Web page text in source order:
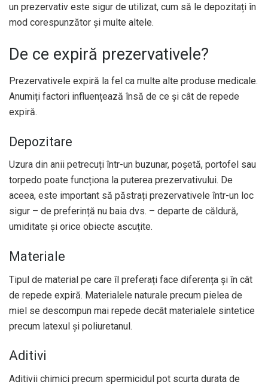
un prezervativ este sigur de utilizat, cum să le depozitați în
mod corespunzător și multe altele.
De ce expiră prezervativele?
Prezervativele expiră la fel ca multe alte produse medicale.
Anumiți factori influențează însă de ce și cât de repede
expiră.
Depozitare
Uzura din anii petrecuți într-un buzunar, poșetă, portofel sau
torpedo poate funcționa la puterea prezervativului. De
aceea, este important să păstrați prezervativele într-un loc
sigur – de preferință nu baia dvs. – departe de căldură,
umiditate și orice obiecte ascuțite.
Materiale
Tipul de material pe care îl preferați face diferența și în cât
de repede expiră. Materialele naturale precum pielea de
miel se descompun mai repede decât materialele sintetice
precum latexul și poliuretanul.
Aditivi
Aditivii chimici precum spermicidul pot scurta durata de